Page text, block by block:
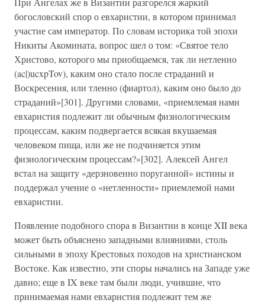
богословский спор о евхаристии, в котором принимал
участие сам император. По словам историка той эпохи
Никиты Акомината, вопрос шел о том: «Святое тело
Христово, которого мы приобщаемся, так ли нетленно
(ac|)ucxpTov), каким оно стало после страданий и
Воскресения, или тленно (фиартол), каким оно было до
страданий»[301]. Другими словами, «приемлемая нами
евхаристия подлежит ли обычным физиологическим
процессам, каким подвергается всякая вкушаемая
человеком пища, или же не подчиняется этим
физиологическим процессам?»[302]. Алексей Ангел
встал на защиту «дерзновенно поруганной» истины и
поддержал учение о «нетленности» приемлемой нами
евхаристии.
Появление подобного спора в Византии в конце XII века
может быть объяснено западными влияниями, столь
сильными в эпоху Крестовых походов на христианском
Востоке. Как известно, эти споры начались на Западе уже
давно; еще в IX веке там были люди, учившие, что
принимаемая нами евхаристия подлежит тем же